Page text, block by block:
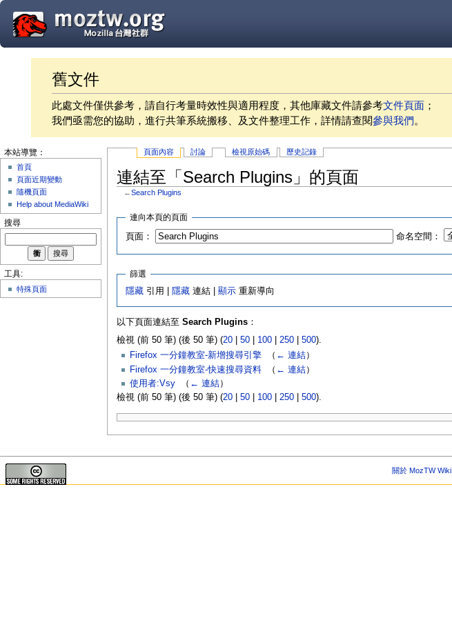
舊文件
此處文件僅供參考，請自行考量時效性與適用程度，其他庫藏文件請參考文件頁面 ；
我們亟需您的協助，進行共筆系統搬移、及文件整理工作，詳情請查閱參與我們。
頁面內容 討論 檢視原始碼 歷史記錄
連結至「Search Plugins」的頁面
←Search Plugins
連向本頁的頁面
頁面： 命名空間：
篩選
隱藏 引用 | 隱藏 連結 |顯示 重新導向
以下頁面連結至 Search Plugins：
檢視 (前 50 筆) (後 50 筆) (20| 50| 100| 250| 500).
Firefox 一分鐘教室-新增搜尋引擎‎ （ ← 連結）
Firefox 一分鐘教室-快速搜尋資料‎ （ ← 連結）
使用者:Vsy‎ （ ← 連結）
檢視 (前 50 筆) (後 50 筆) (20| 50| 100| 250| 500).
本站導覽：
首頁
頁面近期變動
隨機頁面
Help about MediaWiki
搜尋
工具:
特殊頁面
關於 MozTW Wiki